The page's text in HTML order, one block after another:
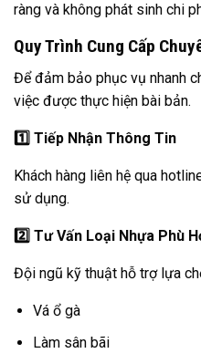
ràng và không phát sinh chi
Quy Trình Cung Cấp
Để đảm bảo phục vụ nhanh
việc được thực hiện bài bản.
1️ Tiếp Nhận Thông Tin
Khách hàng liên hệ qua
sử dụng.
2️ Tư Vấn Loại Nhựa Phù
Đội ngũ kỹ thuật hỗ trợ lựa
Vá ổ gà
Làm sân bãi